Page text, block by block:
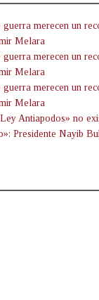
merecen un
Melara
merecen un
Melara
merecen un
Melara
Antiapodos» no
Presidente Nayib